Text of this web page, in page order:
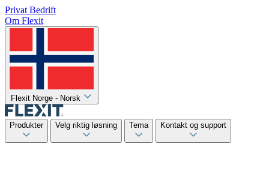
Privat Bedrift
Om Flexit
Flexit Norge - Norsk
Produkter Velg riktig løsning Tema Kontakt og support